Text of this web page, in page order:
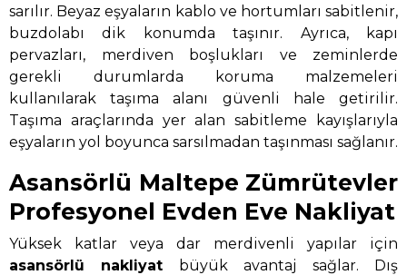
sarılır. Beyaz eşyaların kablo ve hortumları sabitlenir,
buzdolabı dik konumda taşınır. Ayrıca, kapı
pervazları, merdiven boşlukları ve zeminlerde
gerekli durumlarda koruma malzemeleri
kullanılarak taşıma alanı güvenli hale getirilir.
Taşıma araçlarında yer alan sabitleme kayışlarıyla
eşyaların yol boyunca sarsılmadan taşınması sağlanır.
Asansörlü Maltepe Zümrütevler
Profesyonel Evden Eve Nakliyat
Yüksek katlar veya dar merdivenli yapılar için
asansörlü nakliyat büyük avantaj sağlar. Dış